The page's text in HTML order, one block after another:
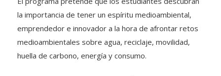
la importancia de tener un espíritu medioambiental,
emprendedor e innovador a la hora de afrontar retos
medioambientales sobre agua, reciclaje, movilidad,
huella de carbono, energía y consumo.